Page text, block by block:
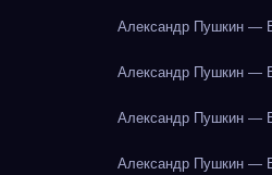
Александр Пушкин —
Александр Пушкин —
Александр Пушкин —
Александр Пушкин —